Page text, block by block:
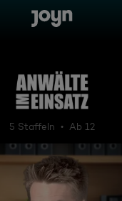
Anwälte im
5 Staffeln Ab 12